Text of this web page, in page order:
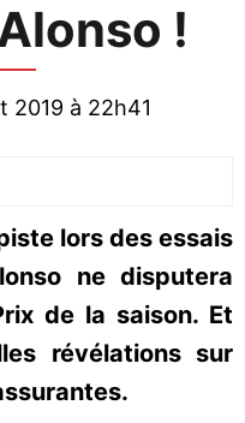
!
2019 à 22h41
lors des essais
ne disputera
de la saison. Et
révélations sur